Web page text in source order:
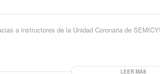
a instructores de la Unidad Coronaria de
LEER MÁS